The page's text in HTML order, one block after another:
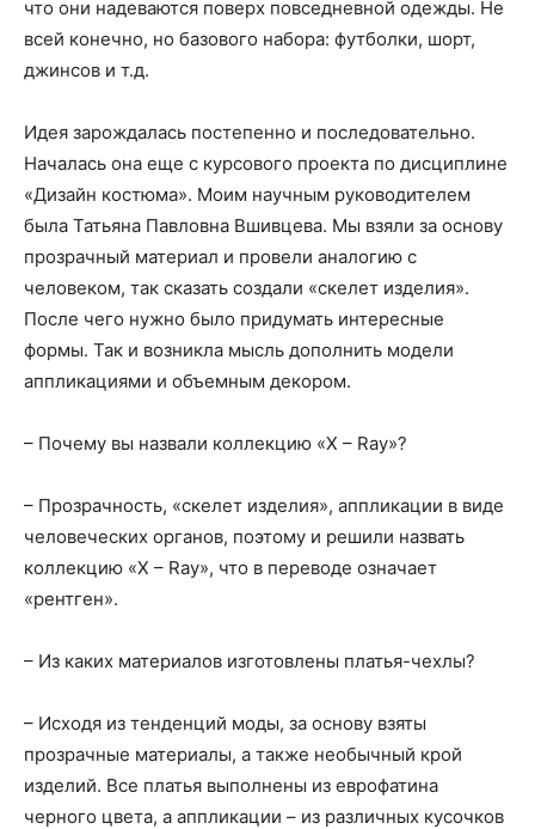
что они надеваются поверх повседневной одежды. Не
всей конечно, но базового набора: футболки, шорт,
джинсов и т.д.
Идея зарождалась постепенно и последовательно.
Началась она еще с курсового проекта по дисциплине
«Дизайн костюма». Моим научным руководителем
была Татьяна Павловна Вшивцева. Мы взяли за основу
прозрачный материал и провели аналогию с
человеком, так сказать создали «скелет изделия».
После чего нужно было придумать интересные
формы. Так и возникла мысль дополнить модели
аппликациями и объемным декором.
– Почему вы назвали коллекцию «X – Ray»?
– Прозрачность, «скелет изделия», аппликации в виде
человеческих органов, поэтому и решили назвать
коллекцию «X – Ray», что в переводе означает
«рентген».
– Из каких материалов изготовлены платья-чехлы?
– Исходя из тенденций моды, за основу взяты
прозрачные материалы, а также необычный крой
изделий. Все платья выполнены из еврофатина
черного цвета, а аппликации – из различных кусочков